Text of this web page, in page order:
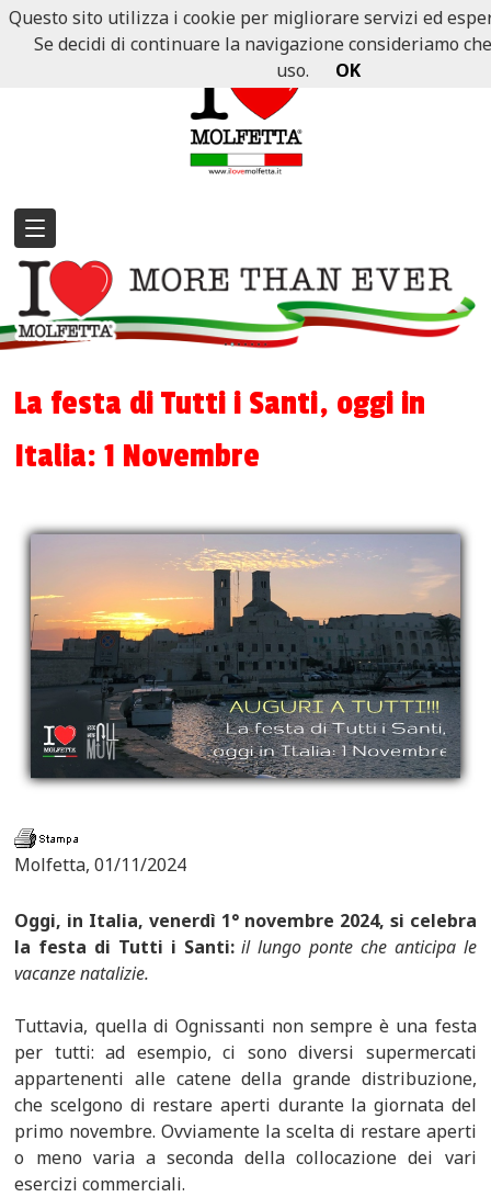
La festa di Tutti i Santi, oggi in
Italia: 1 Novembre
Molfetta, 01/11/2024
Oggi, in Italia, venerdì 1° novembre 2024, si celebra
la festa di Tutti i Santi: il lungo ponte che anticipa le
vacanze natalizie.
Tuttavia, quella di Ognissanti non sempre è una festa
per tutti: ad esempio, ci sono diversi supermercati
appartenenti alle catene della grande distribuzione,
che scelgono di restare aperti durante la giornata del
primo novembre. Ovviamente la scelta di restare aperti
o meno varia a seconda della collocazione dei vari
esercizi commerciali.
Questo sito utilizza i cookie per migliorare servizi ed
Se decidi di continuare la navigazione consideriamo
uso.
OK